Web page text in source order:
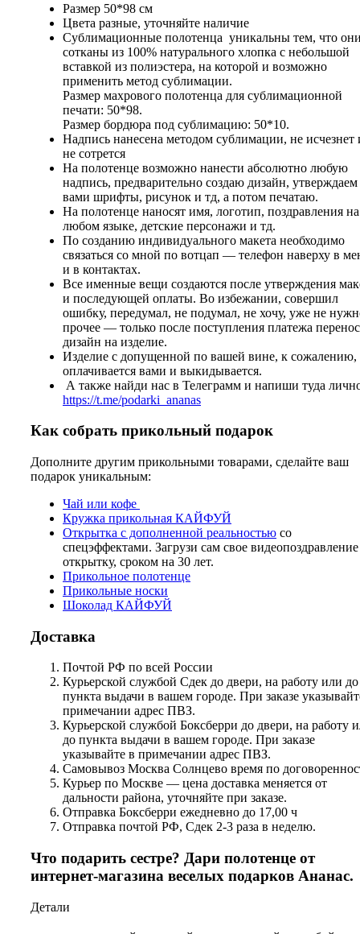
Размер 50*98 см
Цвета разные, уточняйте наличие
Сублимационные полотенца уникальны тем, что
сотканы из 100% натурального хлопка с небольшой
вставкой из полиэстера, на которой и возможно
применить метод сублимации.
Размер махрового полотенца для сублимационной
печати: 50*98.
Размер бордюра под сублимацию: 50*10.
Надпись нанесена методом сублимации, не исчезнет
не сотрется
На полотенце возможно нанести абсолютно любую
надпись, предварительно создаю дизайн, утверждаем
вами шрифты, рисунок и тд, а потом печатаю.
На полотенце наносят имя, логотип, поздравления на
любом языке, детские персонажи и тд.
По созданию индивидуального макета необходимо
связаться со мной по вотцап — телефон наверху в
и в контактах.
Все именные вещи создаются после утверждения
и последующей оплаты. Во избежании, совершил
ошибку, передумал, не подумал, не хочу, уже не
прочее — только после поступления платежа
дизайн на изделие.
Изделие с допущенной по вашей вине, к сожалению,
оплачивается вами и выкидывается.
А также найди нас в Телеграмм и напиши туда
https://t.me/podarki_ananas
Как собрать прикольный подарок
Дополните другим прикольными товарами, сделайте ваш
подарок уникальным:
Чай или кофе
Кружка прикольная КАЙФУЙ
Открытка с дополненной реальностью со
спецэффектами. Загрузи сам свое
открытку, сроком на 30 лет.
Прикольное полотенце
Прикольные носки
Шоколад КАЙФУЙ
Доставка
Почтой РФ по всей России
Курьерской службой Сдек до двери, на работу или до
пункта выдачи в вашем городе. При заказе
примечании адрес ПВЗ.
Курьерской службой Боксберри до двери, на работу
до пункта выдачи в вашем городе. При заказе
указывайте в примечании адрес ПВЗ.
Самовывоз Москва Солнцево время по
Курьер по Москве — цена доставка меняется от
дальности района, уточняйте при заказе.
Отправка Боксберри ежедневно до 17,00 ч
Отправка почтой РФ, Сдек 2-3 раза в неделю.
Что подарить сестре? Дари полотенце от
интернет-магазина веселых подарков Ананас.
Детали